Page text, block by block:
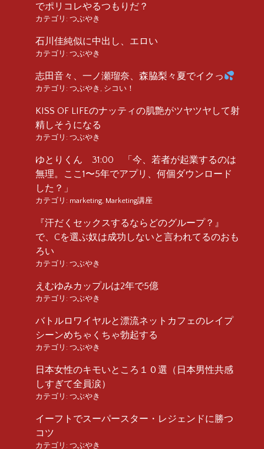
でポリコレやるつもりだ？
カテゴリ: つぶやき
石川佳純似に中出し、エロい
カテゴリ: つぶやき
志田音々、一ノ瀬瑠奈、森脇梨々夏でイクっ
カテゴリ: つぶやき , シコい！
KISS OF LIFEのナッティの肌艶がツヤツヤして射
精しそうになる
カテゴリ: つぶやき
ゆとりくん 31:00 「今、若者が起業するのは
無理。ここ1〜5年でアプリ、何個ダウンロード
した？」
カテゴリ: marketing, Marketing講座
『汗だくセックスするならどのグループ？』
で、Cを選ぶ奴は成功しないと言われてるのおも
ろい
カテゴリ: つぶやき
えむゆみカップルは2年で5億
カテゴリ: つぶやき
バトルロワイヤルと漂流ネットカフェのレイプ
シーンめちゃくちゃ勃起する
カテゴリ: つぶやき
日本女性のキモいところ１０選（日本男性共感
しすぎて全員涙）
カテゴリ: つぶやき
イーフトでスーパースター・レジェンドに勝つ
コツ
カテゴリ: つぶやき